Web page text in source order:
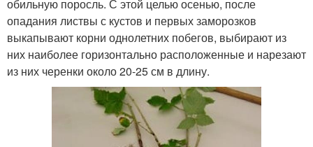
обильную поросль. С этой целью осенью, после
опадания листвы с кустов и первых заморозков
выкапывают корни однолетних побегов, выбирают из
них наиболее горизонтально расположенные и нарезают
из них черенки около 20-25 см в длину.